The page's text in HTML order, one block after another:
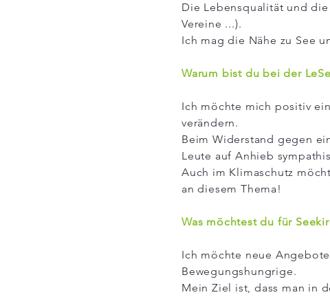
Die Lebensqualität und
Vereine ...).
Ich mag die Nähe zu See
Warum bist du bei der
Ich möchte mich positiv
verändern.
Beim Widerstand gegen
Leute auf Anhieb
Auch im Klimaschutz
an diesem Thema!
Was möchtest du für
Ich möchte neue
Bewegungshungrige.
Mein Ziel ist, dass man in